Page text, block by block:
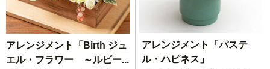
アレンジメント「Birth ジュ
エル・フラワー ～ルビー...
アレンジメント「パステ
ル・ハピネス」